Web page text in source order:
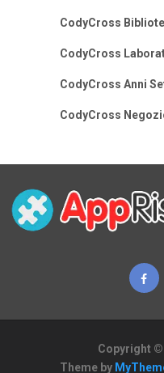
CodyCross
CodyCross
CodyCross Anni
CodyCross
Copyright ©
Theme by